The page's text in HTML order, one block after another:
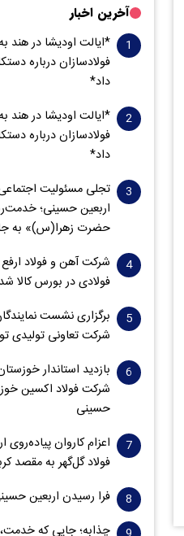
آخرین اخبار
*ایالت اودیشا در
فولادسازان درباره
داد*
*ایالت اودیشا در
فولادسازان درباره
داد*
تجلی مسئولیت اجتماعی
اربعین حسینی؛
حضرت زهرا(س)» به
شرکت آهن و فولاد
فولادی در بورس کالا شد
برگزاری نشست
شرکت تعاونی تولیدی
بازدید استاندار
شرکت فولاد اکسین
حسینی
اعزام کاروان
فولاد گل‌گهر به مقصد
فرا رسیدن اربعین
چذابه؛ جایی که